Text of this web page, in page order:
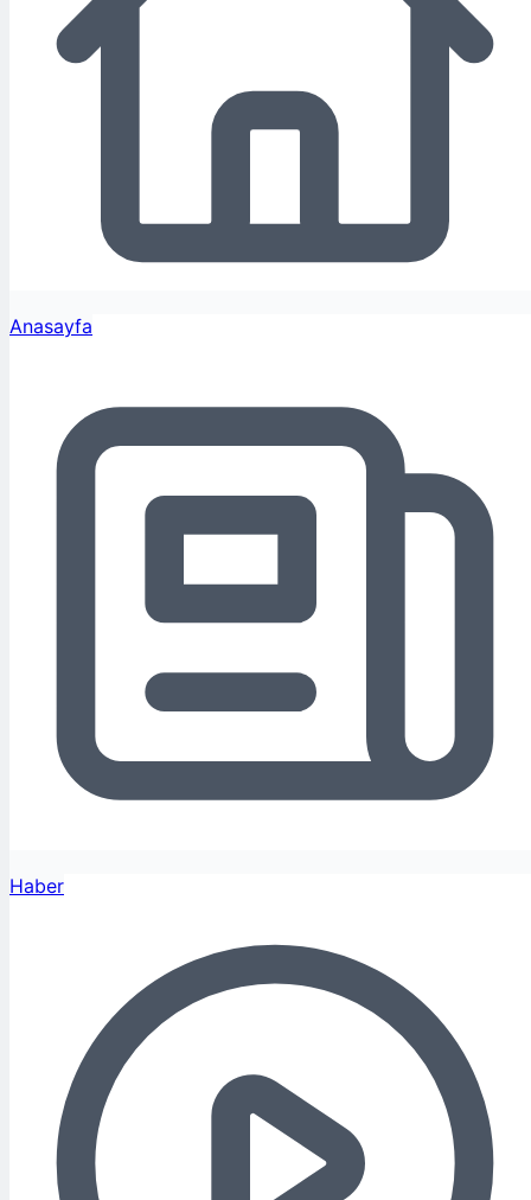
Anasayfa
Haber